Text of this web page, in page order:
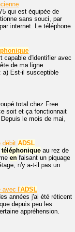
qui est équipée de
sans souci, par
internet. Le téléphone
capable d'identifier avec
de ma ligne
a) Est-il susceptible
total chez Free
soit et ça fonctionnait
le mois de mai,
débit ADSL
téléphonique au rez de
en faisant un piquage
n'y a-t-il pas un
avec l'ADSL
années j'ai été réticent
depuis peu les
appréhension.